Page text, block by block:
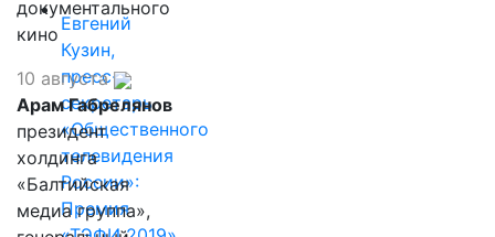
Евгений
Кузин,
пресс-
секретарь
«Общественного
телевидения
России»:
Премия
документального
кино
10 августа
Арам Габрелянов
президент
холдинга
«Балтийская
медиа группа»,